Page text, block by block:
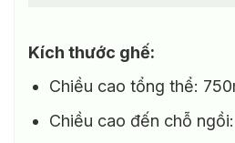
Kích thước ghế:
Chiều cao tổng thể:
Chiều cao đến chỗ